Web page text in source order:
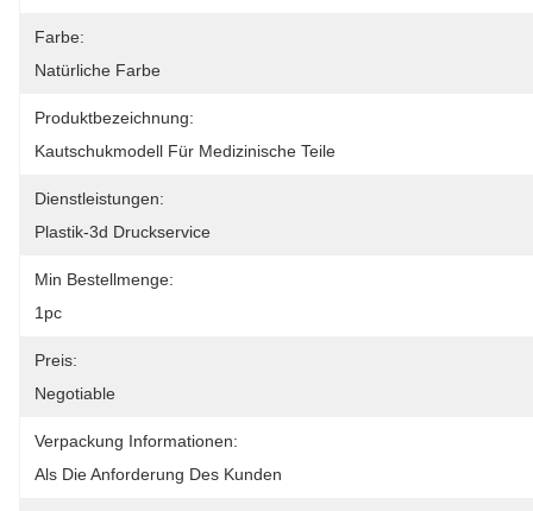
Farbe:
Natürliche Farbe
Produktbezeichnung:
Kautschukmodell Für Medizinische Teile
Dienstleistungen:
Plastik-3d Druckservice
Min Bestellmenge:
1pc
Preis:
Negotiable
Verpackung Informationen:
Als Die Anforderung Des Kunden